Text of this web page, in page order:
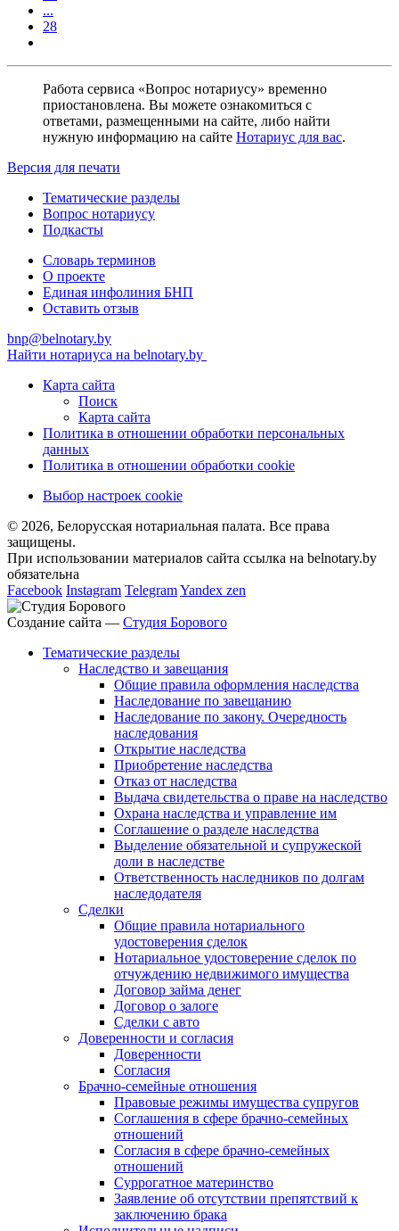
...
28
Работа сервиса «Вопрос нотариусу» временно
приостановлена. Вы можете ознакомиться с
ответами, размещенными на сайте, либо найти
нужную информацию на сайте Нотариус для вас.
Версия для печати
Тематические разделы
Вопрос нотариусу
Подкасты
Словарь терминов
О проекте
Единая инфолиния БНП
Оставить отзыв
bnp@belnotary.by
Найти нотариуса на belnotary.by
Карта сайта
Поиск
Карта сайта
Политика в отношении обработки персональных
данных
Политика в отношении обработки cookie
Выбор настроек cookie
© 2026, Белорусская нотариальная палата. Все права
защищены.
При использовании материалов сайта ссылка на belnotary.by
обязательна
Facebook Instagram TelegramYandex zen
Создание сайта — Студия Борового
Тематические разделы
Наследство и завещания
Общие правила оформления наследства
Наследование по завещанию
Наследование по закону. Очередность
наследования
Открытие наследства
Приобретение наследства
Отказ от наследства
Выдача свидетельства о праве на наследство
Охрана наследства и управление им
Соглашение о разделе наследства
Выделение обязательной и супружеской
доли в наследстве
Ответственность наследников по долгам
наследодателя
Сделки
Общие правила нотариального
удостоверения сделок
Нотариальное удостоверение сделок по
отчуждению недвижимого имущества
Договор займа денег
Договор о залоге
Сделки с авто
Доверенности и согласия
Доверенности
Согласия
Брачно-семейные отношения
Правовые режимы имущества супругов
Соглашения в сфере брачно-семейных
отношений
Согласия в сфере брачно-семейных
отношений
Суррогатное материнство
Заявление об отсутствии препятствий к
заключению брака